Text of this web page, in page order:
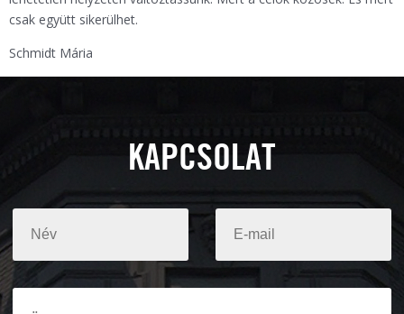
csak együtt sikerülhet.
Schmidt Mária
KAPCSOLAT